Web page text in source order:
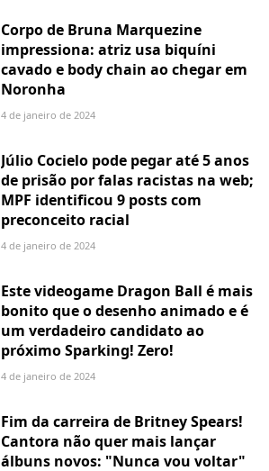
Corpo de Bruna Marquezine
impressiona: atriz usa biquíni
cavado e body chain ao chegar em
Noronha
4 de janeiro de 2024
Júlio Cocielo pode pegar até 5 anos
de prisão por falas racistas na web;
MPF identificou 9 posts com
preconceito racial
4 de janeiro de 2024
Este videogame Dragon Ball é mais
bonito que o desenho animado e é
um verdadeiro candidato ao
próximo Sparking! Zero!
4 de janeiro de 2024
Fim da carreira de Britney Spears!
Cantora não quer mais lançar
álbuns novos: "Nunca vou voltar"